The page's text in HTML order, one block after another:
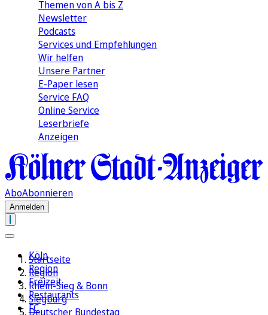
Themen von A bis Z
Newsletter
Podcasts
Services und Empfehlungen
Wir helfen
Unsere Partner
E-Paper lesen
Service FAQ
Online Service
Leserbriefe
Anzeigen
AboAbonnieren
Anmelden
Köln
Region
Freizeit
Restaurants
FC
Startseite
Region
Rhein-Sieg & Bonn
Siegburg
Deutscher Bundestag